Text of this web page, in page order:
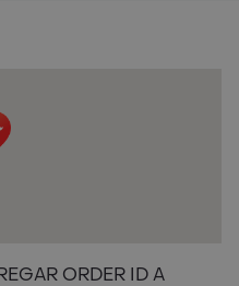
ORDER ID A